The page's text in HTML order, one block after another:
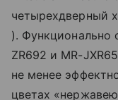
четырехдверный
). Функционально
ZR692 и MR-
не менее
цветах